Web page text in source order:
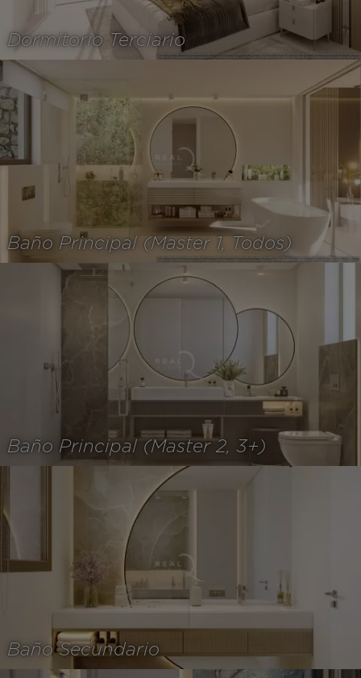
Dormitorio Terciario
Baño Principal (Master 1, Todos)
Baño Principal (Master 2, 3+)
Baño Secundario